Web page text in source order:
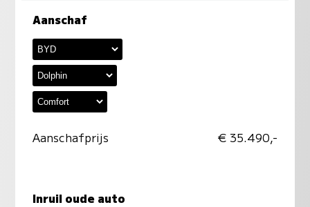
Aanschaf
Aanschafprijs € 35.490,-
Inruil oude auto